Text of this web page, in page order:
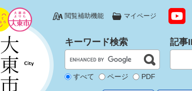
閲覧補助機能 マイページ
キーワード検索
すべて ページ PDF
記事